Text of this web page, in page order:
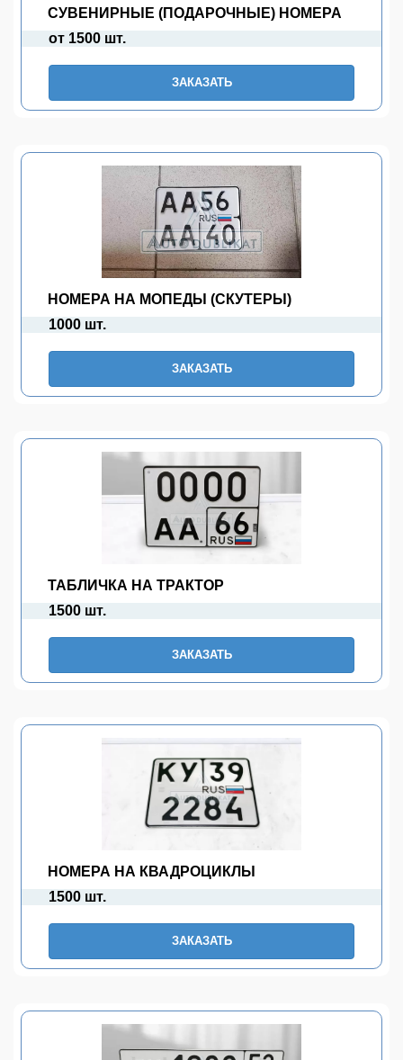
СУВЕНИРНЫЕ (ПОДАРОЧНЫЕ) НОМЕРА
от 1500 шт.
ЗАКАЗАТЬ
НОМЕРА НА МОПЕДЫ (СКУТЕРЫ)
1000 шт.
ЗАКАЗАТЬ
ТАБЛИЧКА НА ТРАКТОР
1500 шт.
ЗАКАЗАТЬ
НОМЕРА НА КВАДРОЦИКЛЫ
1500 шт.
ЗАКАЗАТЬ